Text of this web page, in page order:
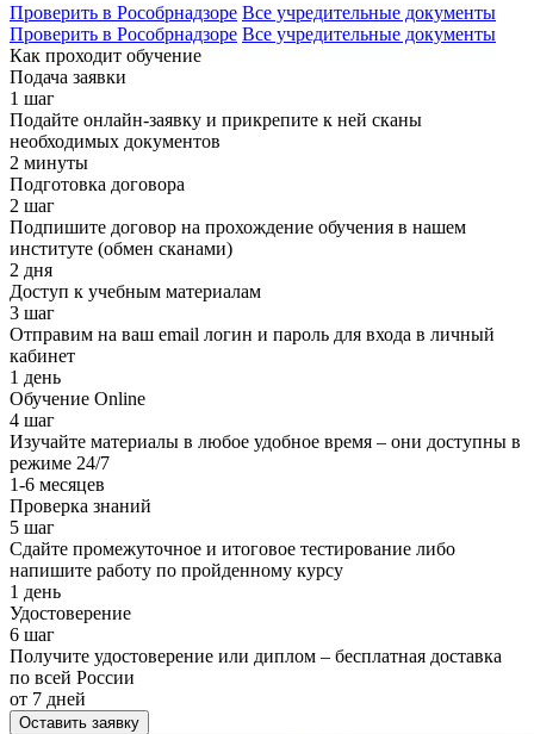
Проверить в Рособрнадзоре Все учредительные документы
Проверить в Рособрнадзоре Все учредительные документы
Как проходит обучение
Подача заявки
1 шаг
Подайте онлайн-заявку и прикрепите к ней сканы
необходимых документов
2 минуты
Подготовка договора
2 шаг
Подпишите договор на прохождение обучения в нашем
институте (обмен сканами)
2 дня
Доступ к учебным материалам
3 шаг
Отправим на ваш email логин и пароль для входа в личный
кабинет
1 день
Обучение Online
4 шаг
Изучайте материалы в любое удобное время – они доступны в
режиме 24/7
1-6 месяцев
Проверка знаний
5 шаг
Сдайте промежуточное и итоговое тестирование либо
напишите работу по пройденному курсу
1 день
Удостоверение
6 шаг
Получите удостоверение или диплом – бесплатная доставка
по всей России
от 7 дней
Оставить заявку